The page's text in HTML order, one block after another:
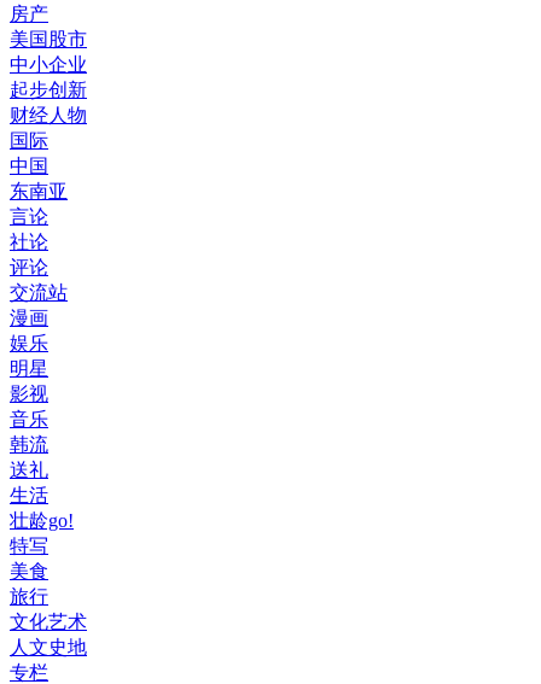
房产
美国股市
中小企业
起步创新
财经人物
国际
中国
东南亚
言论
社论
评论
交流站
漫画
娱乐
明星
影视
音乐
韩流
送礼
生活
壮龄go!
特写
美食
旅行
文化艺术
人文史地
专栏